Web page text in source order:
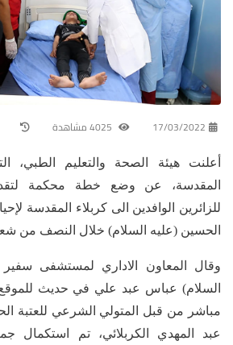
17/03/2022
أعلنت هيئة الصحة والتعليم الطبي،
المقدسة، عن وضع خطة محكمة
للزائرين الوافدين الى كربلاء المقدسة
الحسين (عليه السلام) خلال النصف من
وقال المعاون الاداري لمستشفى سفير
السلام) عباس عبد علي في حديث للموقع
مباشر من قبل المتولي الشرعي للعتبة
عبد المهدي الكربلائي، تم استكمال